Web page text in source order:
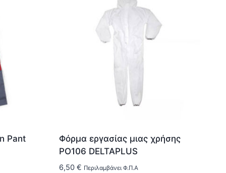
Pant
Φόρμα εργασίας μιας χρήσης
PO106 DELTAPLUS
6,50 € Περιλαμβάνει Φ.Π.Α